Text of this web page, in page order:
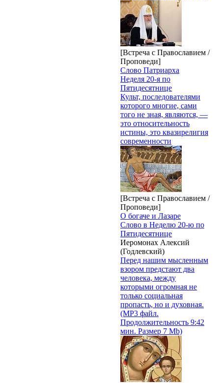
[Встреча с Православием /
Проповеди]
Слово Патриарха
Неделя 20-я по
Пятидесятнице
Культ, последователями
которого многие, сами
того не зная, являются, —
это относительность
истины, это квазирелигия
современности
[Встреча с Православием /
Проповеди]
О богаче и Лазаре
Слово в Неделю 20-ю по
Пятидесятнице
Иеромонах Алексий
(Годлевский)
Перед нашим мысленным
взором предстают два
человека, между
которыми огромная не
только социальная
пропасть, но и духовная.
(MP3 файл.
Продолжительность 9:42
мин. Размер 7 Mb)